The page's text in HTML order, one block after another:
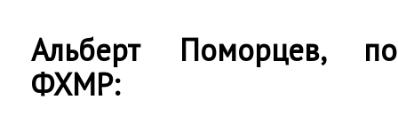
Альберт Поморцев,
ФХМР: